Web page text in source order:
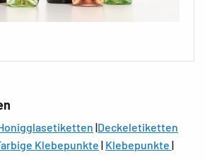
|Deckeletiketten
Klebepunkte | Klebepunkte |